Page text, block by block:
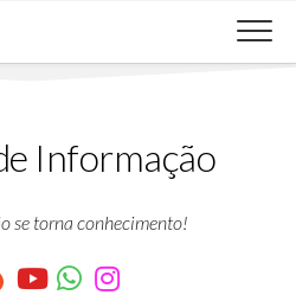
Informação
se torna conhecimento!